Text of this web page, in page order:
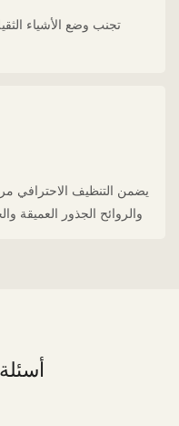
تجنب وضع الأشياء
يضمن التنظيف الاحترافي
والروائح الجذور العميقة